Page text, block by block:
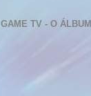
GAME TV - O ÁLBUM